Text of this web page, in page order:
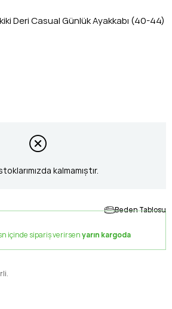
Deri Casual Günlük Ayakkabı (40-44)
kalmamıştır.
Beden Tablosu
içinde sipariş verirsenyarın kargoda